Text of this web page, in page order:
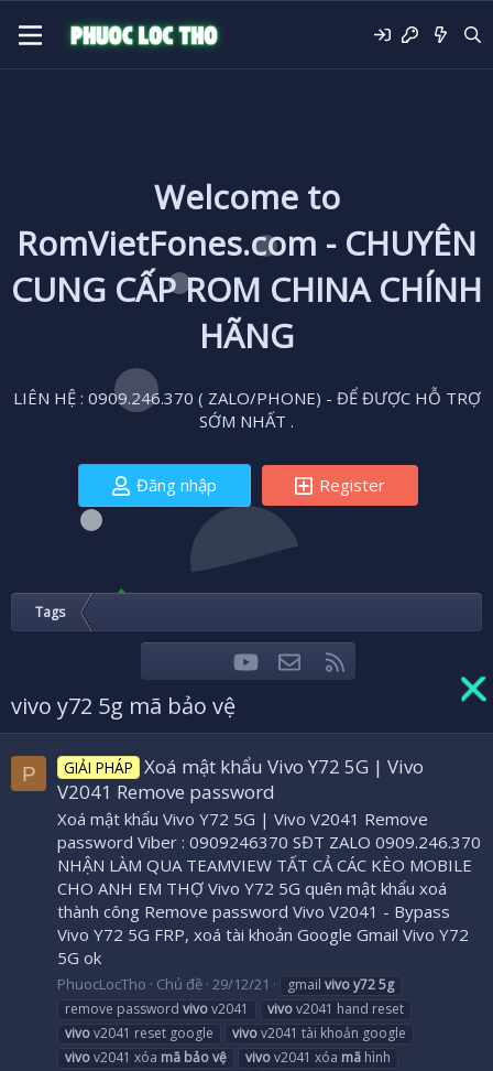
Welcome to
RomVietFones.com - CHUYÊN
CUNG CẤP ROM CHINA CHÍNH
HÃNG
LIÊN HỆ : 0909.246.370 ( ZALO/PHONE) - ĐỂ ĐƯỢC HỖ TRỢ
SỚM NHẤT .
Đăng nhập Register
Tags
FacebookTwitteryoutubeLiên hệ
vivo y72 5g mã bảo vệ
P GIẢI PHÁP Xoá mật khẩu Vivo Y72 5G | Vivo
V2041 Remove password
Xoá mật khẩu Vivo Y72 5G | Vivo V2041 Remove
password Viber : 0909246370 SĐT ZALO 0909.246.370
NHẬN LÀM QUA TEAMVIEW TẤT CẢ CÁC KÈO MOBILE
CHO ANH EM THỢ Vivo Y72 5G quên mật khẩu xoá
thành công Remove password Vivo V2041 - Bypass
Vivo Y72 5G FRP, xoá tài khoản Google Gmail Vivo Y72
5G ok
PhuocLocTho Chủ đề 29/12/21 gmail vivoy725g
remove password vivov2041 vivov2041 hand reset
vivov2041 reset google vivov2041 tài khoản google
vivov2041 xóa mã bảovệ vivov2041 xóa mã hình